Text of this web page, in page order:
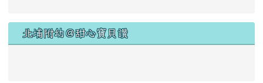
北埔附幼＠甜心寶貝讚